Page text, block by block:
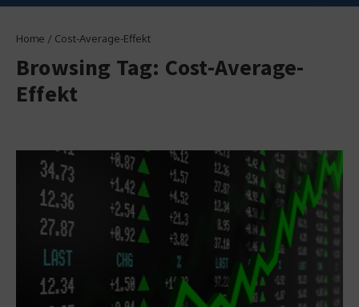
Home / Cost-Average-Effekt
Browsing Tag: Cost-Average-
Effekt